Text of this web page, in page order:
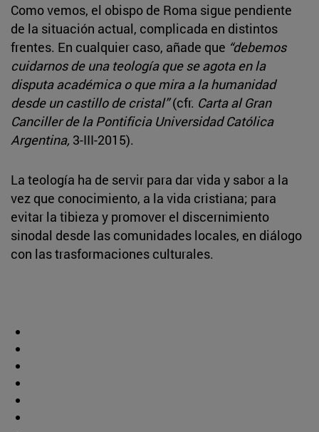
Como vemos, el obispo de Roma sigue pendiente
de la situación actual, complicada en distintos
frentes. En cualquier caso, añade que “debemos
cuidarnos de una teología que se agota en la
disputa académica o que mira a la humanidad
desde un castillo de cristal”(cfr. Carta al Gran
Canciller de la Pontificia Universidad Católica
Argentina, 3-III-2015).
La teología ha de servir para dar vida y sabor a la
vez que conocimiento, a la vida cristiana; para
evitar la tibieza y promover el discernimiento
sinodal desde las comunidades locales, en diálogo
con las trasformaciones culturales.